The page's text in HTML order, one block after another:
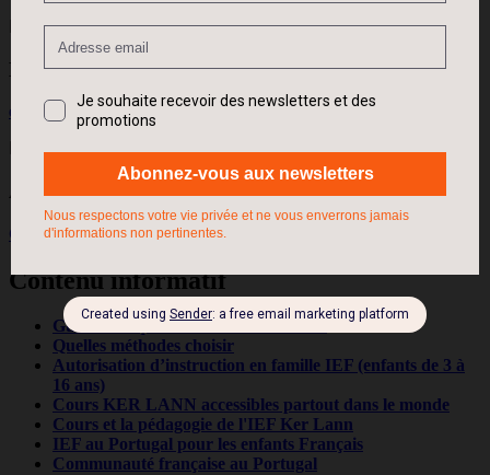
Envoyer un e-mail
ensinokerlann@gmail.com
Adresse
Cotovia, Sesimbra, Portugal
Contenu informatif
Guider chaque enfant vers la réussite
Quelles méthodes choisir
Autorisation d’instruction en famille IEF (enfants de 3 à
16 ans)
Cours KER LANN accessibles partout dans le monde
Cours et la pédagogie de l'IEF Ker Lann
IEF au Portugal pour les enfants Français
Communauté française au Portugal